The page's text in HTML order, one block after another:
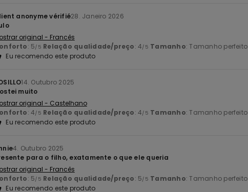
anonyme vérifié28. Janeiro 2026
original - Francês
: 5/5 Relação qualidade/preço: 4/5 Tamanho: Tamanho perfeito
Eu recomendo este produto
14. Outubro 2025
muito
original - Castelhano
: 4/5 Relação qualidade/preço: 4/5 Tamanho: Tamanho perfeito
Eu recomendo este produto
4. Outubro 2025
para o filho, exatamente o que ele queria
original - Francês
: 5/5 Relação qualidade/preço: 5/5 Tamanho: Tamanho perfeito
Eu recomendo este produto